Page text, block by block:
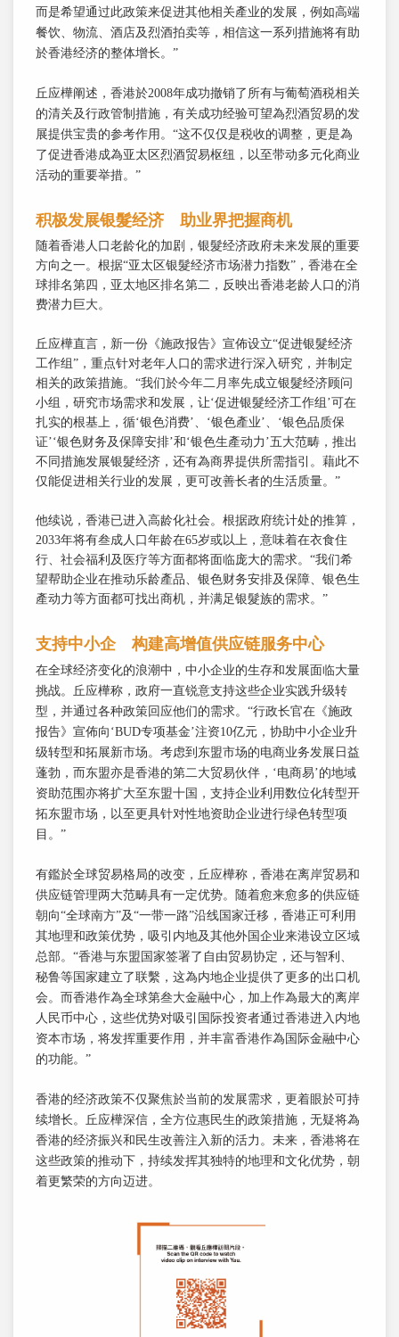
而是希望通过此政策来促进其他相关產业的发展，例如高端
餐饮、物流、酒店及烈酒拍卖等，相信这一系列措施将有助
於香港经济的整体增长。”
丘应樺阐述，香港於2008年成功撤销了所有与葡萄酒税相关
的清关及行政管制措施，有关成功经验可望為烈酒贸易的发
展提供宝贵的参考作用。“这不仅仅是税收的调整，更是為
了促进香港成為亚太区烈酒贸易枢纽，以至带动多元化商业
活动的重要举措。”
积极发展银髮经济 助业界把握商机
随着香港人口老龄化的加剧，银髮经济政府未来发展的重要
方向之一。根据“亚太区银髮经济市场潜力指数”，香港在全
球排名第四，亚太地区排名第二，反映出香港老龄人口的消
费潜力巨大。
丘应樺直言，新一份《施政报告》宣佈设立“促进银髮经济
工作组”，重点针对老年人口的需求进行深入研究，并制定
相关的政策措施。“我们於今年二月率先成立银髮经济顾问
小组，研究市场需求和发展，让‘促进银髮经济工作组’可在
扎实的根基上，循‘银色消费’、‘银色產业’、‘银色品质保
证’‘银色财务及保障安排’和‘银色生產动力’五大范畴，推出
不同措施发展银髮经济，还有為商界提供所需指引。藉此不
仅能促进相关行业的发展，更可改善长者的生活质量。”
他续说，香港已进入高龄化社会。根据政府统计处的推算，
2033年将有叁成人口年龄在65岁或以上，意味着在衣食住
行、社会福利及医疗等方面都将面临庞大的需求。“我们希
望帮助企业在推动乐龄產品、银色财务安排及保障、银色生
產动力等方面都可找出商机，并满足银髮族的需求。”
支持中小企 构建高增值供应链服务中心
在全球经济变化的浪潮中，中小企业的生存和发展面临大量
挑战。丘应樺称，政府一直锐意支持这些企业实践升级转
型，并通过各种政策回应他们的需求。“行政长官在《施政
报告》宣佈向‘BUD专项基金’注资10亿元，协助中小企业升
级转型和拓展新市场。考虑到东盟市场的电商业务发展日益
蓬勃，而东盟亦是香港的第二大贸易伙伴，‘电商易’的地域
资助范围亦将扩大至东盟十国，支持企业利用数位化转型开
拓东盟市场，以至更具针对性地资助企业进行绿色转型项
目。”
有鑑於全球贸易格局的改变，丘应樺称，香港在离岸贸易和
供应链管理两大范畴具有一定优势。随着愈来愈多的供应链
朝向“全球南方”及“一带一路”沿线国家迁移，香港正可利用
其地理和政策优势，吸引内地及其他外国企业来港设立区域
总部。“香港与东盟国家签署了自由贸易协定，还与智利、
秘鲁等国家建立了联繫，这為内地企业提供了更多的出口机
会。而香港作為全球第叁大金融中心，加上作為最大的离岸
人民币中心，这些优势对吸引国际投资者通过香港进入内地
资本市场，将发挥重要作用，并丰富香港作為国际金融中心
的功能。”
香港的经济政策不仅聚焦於当前的发展需求，更着眼於可持
续增长。丘应樺深信，全方位惠民生的政策措施，无疑将為
香港的经济振兴和民生改善注入新的活力。未来，香港将在
这些政策的推动下，持续发挥其独特的地理和文化优势，朝
着更繁荣的方向迈进。